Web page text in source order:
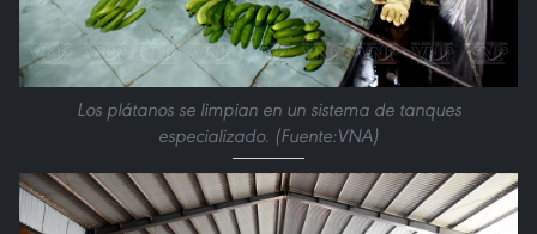
Los plátanos se limpian en un sistema de tanques
especializado. (Fuente:VNA)